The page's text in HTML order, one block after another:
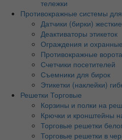
тележки
Противокражные системы
Датчики (бирки) жесткие
Деактиваторы этикеток
Ограждения и
Противокражные ворота
Счетчики посетителей
Съемники для бирок
Этикетки (наклейки)
Решетки Торговые
Корзины и полки на
Крючки и кронштейны
Торговые решетки
Торговые решетки в